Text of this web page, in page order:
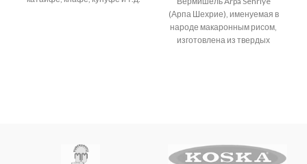
(Арпа Шехрие), именуемая в
народе макаронным рисом,
изготовлена из твердых